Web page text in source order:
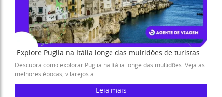
Explore Puglia na Itália longe das multidões de turistas
Descubra como explorar Puglia na Itália longe das multidões. Veja as
melhores épocas, vilarejos a...
Leia mais